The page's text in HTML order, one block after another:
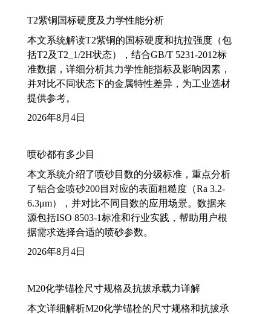
T2紫铜国标硬度及力学性能分析
本文系统解读T2紫铜的国标硬度和抗拉强度（包
括T2及T2_1/2H状态），结合GB/T 5231-2012标
准数据，详细分析其力学性能指标及影响因素，
并对比不同状态下的金属特性差异，为工业选材
提供参考。
2026年8月4日
喷砂都有多少目
本文系统介绍了喷砂目数的分级标准，重点分析
了铝合金喷砂200目对应的表面粗糙度（Ra 3.2-
6.3μm），并对比不同目数的应用场景。数据来
源包括ISO 8503-1标准和行业实践，帮助用户根
据需求选择合适的喷砂参数。
2026年8月4日
M20化学锚栓尺寸规格及抗拔承载力详解
本文详细解析M20化学锚栓的尺寸规格和抗拔承